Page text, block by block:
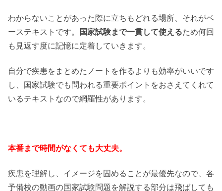
わからないことがあった際に立ちもどれる場所、それがベ
ーステキストです。
国家試験まで一貫して使えるため何回
も見返す度に記憶に定着していきます。
自分で疾患をまとめたノートを作るよりも効率がいいです
し、国家試験でも問われる重要ポイントをおさえてくれて
いるテキストなので網羅性があります。
本番まで時間がなくても大丈夫。
疾患を理解し、イメージを固めることが最優先なので、各
予備校の動画の国家試験問題を解説する部分は飛ばしても